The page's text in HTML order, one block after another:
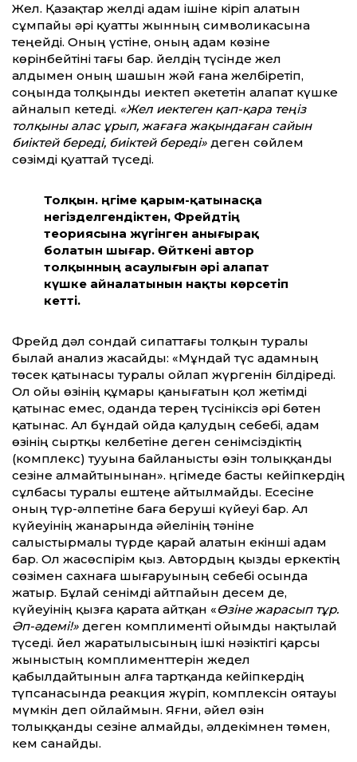
Жел. Қазақтар желді адам ішіне кіріп алатын
сұмпайы әрі қуатты жынның символикасына
теңейді. Оның үстіне, оның адам көзіне
көрінбейтіні тағы бар. Әйелдің түсінде жел
алдымен оның шашын жәй ғана желбіретіп,
соңында толқынды иектеп әкететін алапат күшке
айналып кетеді. «Жел иектеген қап-қара теңіз
толқыны алас ұрып, жағаға жақындаған сайын
биіктей береді, биіктей береді» деген сөйлем
сөзімді қуаттай түседі.
Толқын. Әңгіме қарым-қатынасқа
негізделгендіктен, Фрейдтің
теориясына жүгінген анығырақ
болатын шығар. Өйткені автор
толқынның асаулығын әрі алапат
күшке айналатынын нақты көрсетіп
кетті.
Фрейд дәл сондай сипаттағы толқын туралы
былай анализ жасайды: «Мұндай түс адамның
төсек қатынасы туралы ойлап жүргенін білдіреді.
Ол ойы өзінің құмары қанығатын қол жетімді
қатынас емес, оданда терең түсініксіз әрі бөтен
қатынас. Ал бұндай ойда қалудың себебі, адам
өзінің сыртқы келбетіне деген сенімсіздіктің
(комплекс) тууына байланысты өзін толыққанды
сезіне алмайтынынан». Әңгімеде басты кейіпкердің
сұлбасы туралы ештеңе айтылмайды. Есесіне
оның түр-әлпетіне баға беруші күйеуі бар. Ал
күйеуінің жанарында әйелінің тәніне
салыстырмалы түрде қарай алатын екінші адам
бар. Ол жасөспірім қыз. Автордың қызды еркектің
сөзімен сахнаға шығаруының себебі осында
жатыр. Бұлай сенімді айтпайын десем де,
күйеуінің қызға қарата айтқан «Өзіне жарасып тұр.
Әп-әдемі!» деген комплименті ойымды нақтылай
түседі. Әйел жаратылысының ішкі нәзіктігі қарсы
жыныстың комплименттерін жедел
қабылдайтынын алға тартқанда кейіпкердің
түпсанасында реакция жүріп, комплексін оятауы
мүмкін деп ойлаймын. Яғни, әйел өзін
толыққанды сезіне алмайды, әлдекімнен төмен,
кем санайды.